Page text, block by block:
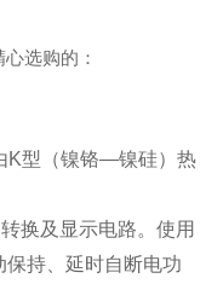
选购的：
K型（镍铬—镍硅）热
换及显示电路。使用
持、延时自断电功